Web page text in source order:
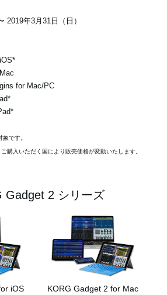
2019年3月31日（日）
for Mac/PC
です。
購入いただく国により販売価格が変動いたします。
Gadget 2 シリーズ
iOS
KORG Gadget 2 for Mac